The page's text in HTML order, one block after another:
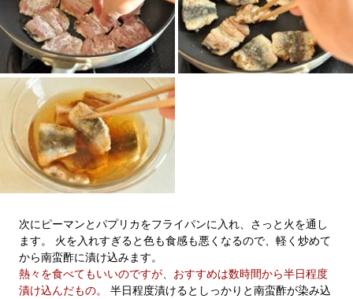
次にピーマンとパプリカをフライパンに入れ、さっと火を通し
ます。 火を入れすぎると色も食感も悪くなるので、軽く炒めて
から南蛮酢に漬け込みます。
熱々を食べてもいいのですが、おすすめは数時間から半日程度
漬け込んだもの。
半日程度漬けるとしっかりと南蛮酢が染み込